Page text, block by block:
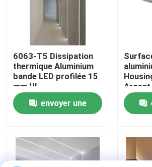
nouvelles
Tous les cas
profils en aluminium pour des
6063-T5 Dissipation
thermique Aluminium
bande LED profilée 15
mm UL
envoyer une